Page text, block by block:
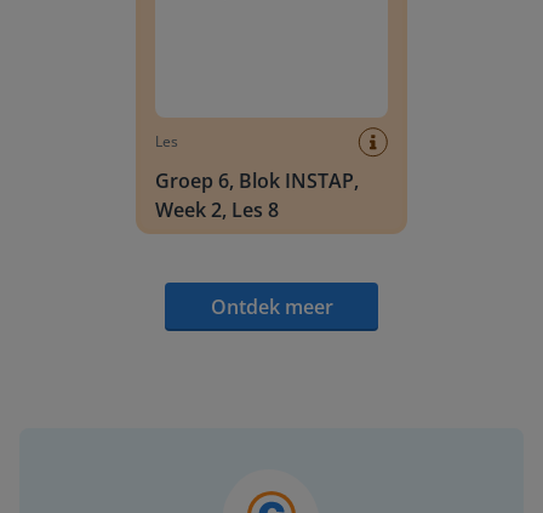
Les
Groep 6, Blok INSTAP,
Week 2, Les 8
Ontdek meer